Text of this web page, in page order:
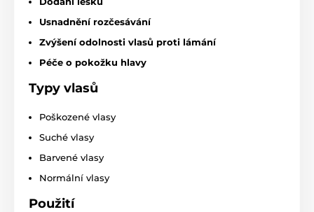
Usnadnění rozčesávání
Zvýšení odolnosti vlasů proti lámání
Péče o pokožku hlavy
Typy vlasů
Poškozené vlasy
Suché vlasy
Barvené vlasy
Normální vlasy
Použití